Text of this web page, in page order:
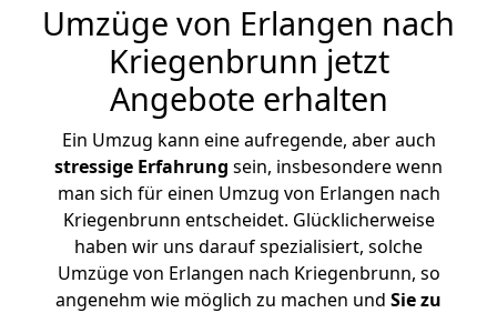
Umzüge von Erlangen nach
Kriegenbrunn jetzt
Angebote erhalten
Ein Umzug kann eine aufregende, aber auch
stressige Erfahrung sein, insbesondere wenn
man sich für einen Umzug von Erlangen nach
Kriegenbrunn entscheidet. Glücklicherweise
haben wir uns darauf spezialisiert, solche
Umzüge von Erlangen nach Kriegenbrunn, so
angenehm wie möglich zu machen und Sie zu